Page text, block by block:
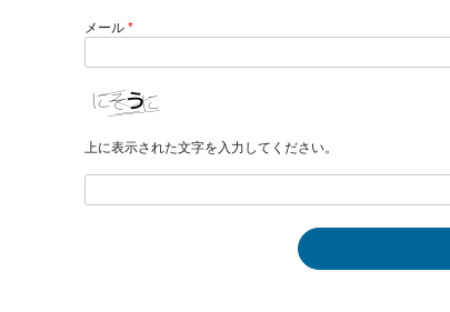
メール *
上に表示された文字を入力してください。